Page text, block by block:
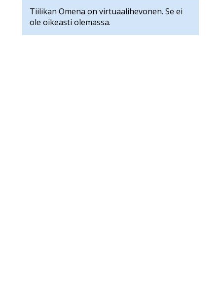
Tiilikan Omena on virtuaalihevonen. Se ei
ole oikeasti olemassa.